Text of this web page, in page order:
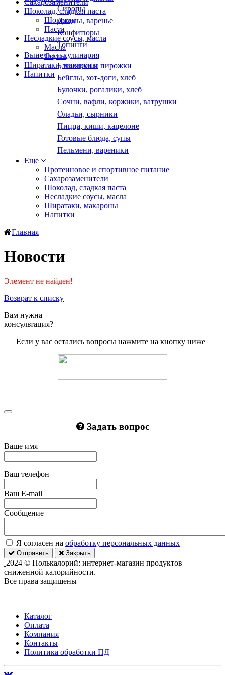
Сахарозаменители
Шоколад, сладкая паста
Шоколад
Паста
Несладкие соусы, масла
Масла
Соусы
Ширатаки, макароны
Напитки
Сиропы
Джемы, варенье
Конфитюры
Топинги
Выпечка и кулинария
Блинчики и пирожки
Бейглы, хот-доги, хлеб
Булочки, рогалики, хлеб
Сочни, вафли, коржики, ватрушки
Оладьи, сырники
Пицца, киши, кацелоне
Готовые блюда, супы
Пельмени, вареники
Еще
Протеиновое и спортивное питание
Сахарозаменители
Шоколад, сладкая паста
Несладкие соусы, масла
Ширатаки, макароны
Напитки
Главная
Новости
Элемент не найден!
Возврат к списку
Вам нужна
консультация?
Если у вас остались вопросы нажмите на кнопку ниже
Задать вопрос
Ваше имя
Ваш телефон
Ваш E-mail
Сообщение
Я согласен на обработку персональных данных
Отправить Закрыть
2024 © Нолькалорий: интернет-магазин продуктов
сниженной калорийности.
Все права защищены
Каталог
Оплата
Компания
Контакты
Политика обработки ПД